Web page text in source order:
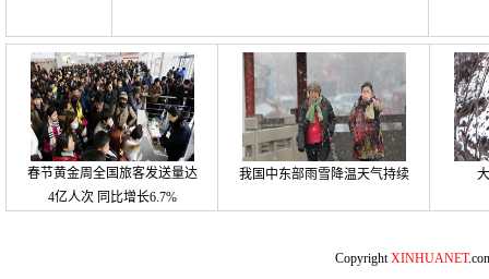
春节黄金周全国旅客发送量达
4亿人次 同比增长6.7%
我国中东部雨雪降温天气持续
CopyrightXINHUANET